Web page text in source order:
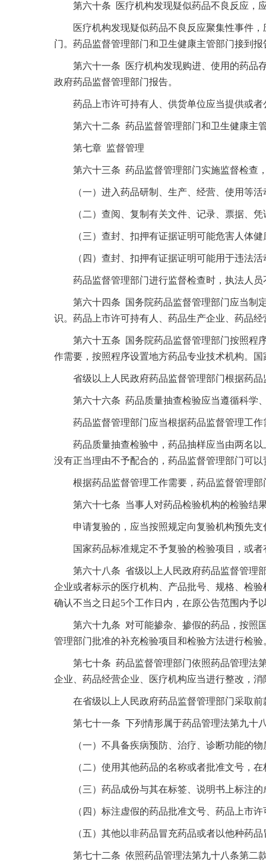
第六十条 医疗机构发现疑似药品不良反应，应
医疗机构发现疑似药品不良反应聚集性事件，
门。药品监督管理部门和卫生健康主管部门接到
第六十一条 医疗机构发现购进、使用的药品存
政府药品监督管理部门报告。
药品上市许可持有人、供货单位应当提供或者
第六十二条 药品监督管理部门和卫生健康主管
第七章 监督管理
第六十三条 药品监督管理部门实施监督检查
（一）进入药品研制、生产、经营、使用等活
（二）查阅、复制有关文件、记录、票据、凭
（三）查封、扣押有证据证明可能危害人体健
（四）查封、扣押有证据证明可能用于违法活
药品监督管理部门进行监督检查时，执法人员
第六十四条 国务院药品监督管理部门应当制定
识。药品上市许可持有人、药品生产企业、药品
第六十五条 国务院药品监督管理部门按照程序
作需要，按照程序设置地方药品专业技术机构。
省级以上人民政府药品监督管理部门根据药品
第六十六条 药品质量抽查检验应当遵循科学
药品监督管理部门应当根据药品监督管理工作
药品质量抽查检验中，药品抽样应当由两名以
没有正当理由不予配合的，药品监督管理部门可
根据药品监督管理工作需要，药品监督管理部
第六十七条 当事人对药品检验机构的检验结果
申请复验的，应当按照规定向复验机构预先支
国家药品标准规定不予复验的检验项目，或者
第六十八条 省级以上人民政府药品监督管理部
企业或者标示的医疗机构、产品批号、规格、检
确认不当之日起5个工作日内，在原公告范围内予
第六十九条 对可能掺杂、掺假的药品，按照国
管理部门批准的补充检验项目和检验方法进行检
第七十条 药品监督管理部门依照药品管理法第
企业、药品经营企业、医疗机构应当进行整改，
在省级以上人民政府药品监督管理部门采取前
第七十一条 下列情形属于药品管理法第九十八
（一）不具备疾病预防、治疗、诊断功能的物
（二）使用其他药品的名称或者批准文号，在
（三）药品成份与其在标签、说明书上标注的
（四）标注虚假的药品批准文号、药品上市许
（五）其他以非药品冒充药品或者以他种药品
第七十二条 依照药品管理法第九十八条第二款